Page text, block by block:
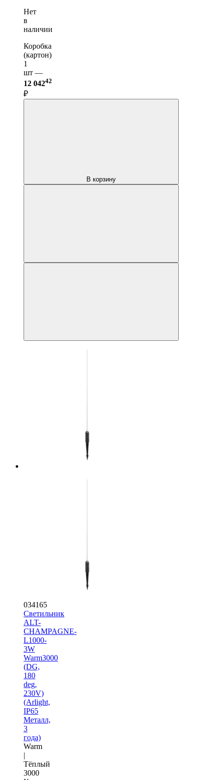
Нет
в
наличии
Коробка
(картон)
1
шт —
12 04242
₽
В корзину
034165
Светильник
ALT-
CHAMPAGNE-
L1000-
3W
Warm3000
(DG,
180
deg,
230V)
(Arlight,
IP65
Металл,
3
года)
Warm
|
Тёплый
3000